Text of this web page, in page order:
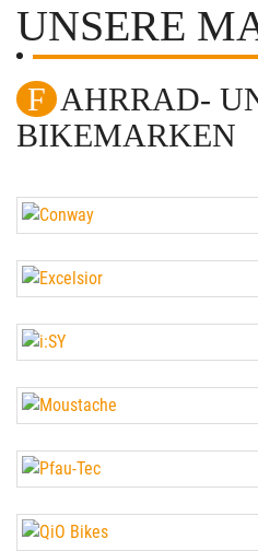
UNSERE
FAHRRAD- UND E-
BIKEMARKEN